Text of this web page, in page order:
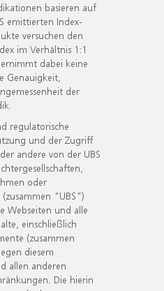
basieren auf
emittierten Index-
versuchen den
im Verhältnis 1:1
dabei keine
Genauigkeit,
der
regulatorische
und der Zugriff
andere von der UBS
oder
"UBS")
Webseiten und alle
einschließlich
(zusammen
diesem
allen anderen
Die hierin